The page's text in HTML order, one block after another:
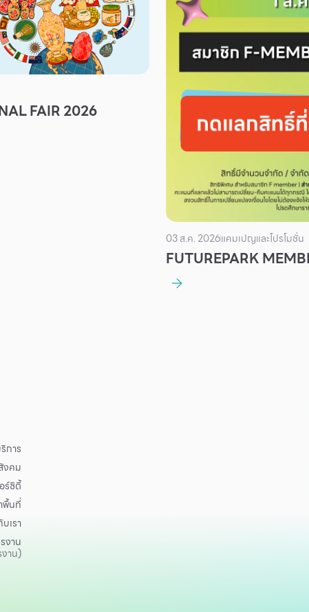
FAIR 2026
03 ส.ค. 2026แคมเปญและโปรโมชั่น
FUTUREPARK
การ
งคม
ร์ซิตี้
พื้นที่
เรา
งาน
าน)